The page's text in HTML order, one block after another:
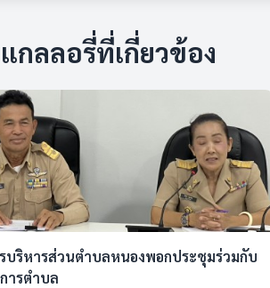
แกลลอรี่ที่เกี่ยวข้อง
บริหารส่วนตำบลหนองพอกประชุมร่วมกับ
ารตำบล